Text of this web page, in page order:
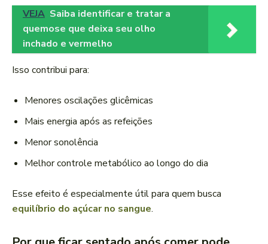
VEJA Saiba identificar e tratar a
quemose que deixa seu olho
inchado e vermelho
Isso contribui para:
Menores oscilações glicêmicas
Mais energia após as refeições
Menor sonolência
Melhor controle metabólico ao longo do dia
Esse efeito é especialmente útil para quem busca
equilíbrio do açúcar no sangue.